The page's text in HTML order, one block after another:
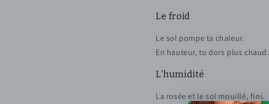
Le froid
Le sol pompe ta chaleur.
En hauteur, tu dors plus chaud.
L’humidité
La rosée et le sol mouillé, fini.